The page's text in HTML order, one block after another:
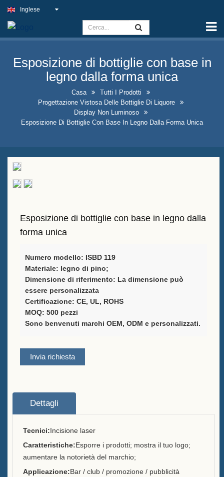
Capacità
Cartello di luce sottile
Insegna del pub all'aperto
Insegne aziendali al coperto al
miglior prezzo
bottiglie di liquore
in vendita
packaging del vino
Supporto personalizzato per il
menù del bar
Secchio di ghiaccio
Apribottiglie a tavola
Chi siamo
Marchi che servivamo
Sostenibilità
Inglese
Esposizione di bottiglie con base in
legno dalla forma unica
Casa
Tutti I Prodotti
Progettazione Vistosa Delle Bottiglie Di Liquore
Display Non Luminoso
Esposizione Di Bottiglie Con Base In Legno Dalla Forma Unica
Esposizione di bottiglie con base in legno dalla
forma unica
Numero modello: ISBD 119
Materiale: legno di pino;
Dimensione di riferimento: La dimensione può
essere personalizzata
Certificazione: CE, UL, ROHS
MOQ: 500 pezzi
Sono benvenuti marchi OEM, ODM e personalizzati.
Invia richiesta
Dettagli
Tecnici:Incisione laser
Caratteristiche:Esporre i prodotti; mostra il tuo logo;
aumentare la notorietà del marchio;
Applicazione:Bar / club / promozione / pubblicità